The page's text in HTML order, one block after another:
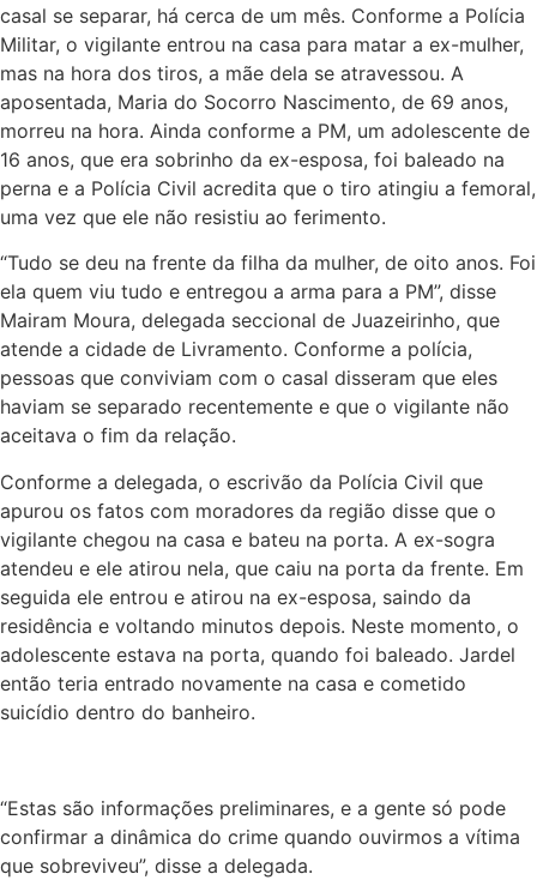
casal se separar, há cerca de um mês. Conforme a Polícia
Militar, o vigilante entrou na casa para matar a ex-mulher,
mas na hora dos tiros, a mãe dela se atravessou. A
aposentada, Maria do Socorro Nascimento, de 69 anos,
morreu na hora. Ainda conforme a PM, um adolescente de
16 anos, que era sobrinho da ex-esposa, foi baleado na
perna e a Polícia Civil acredita que o tiro atingiu a femoral,
uma vez que ele não resistiu ao ferimento.
“Tudo se deu na frente da filha da mulher, de oito anos. Foi
ela quem viu tudo e entregou a arma para a PM”, disse
Mairam Moura, delegada seccional de Juazeirinho, que
atende a cidade de Livramento. Conforme a polícia,
pessoas que conviviam com o casal disseram que eles
haviam se separado recentemente e que o vigilante não
aceitava o fim da relação.
Conforme a delegada, o escrivão da Polícia Civil que
apurou os fatos com moradores da região disse que o
vigilante chegou na casa e bateu na porta. A ex-sogra
atendeu e ele atirou nela, que caiu na porta da frente. Em
seguida ele entrou e atirou na ex-esposa, saindo da
residência e voltando minutos depois. Neste momento, o
adolescente estava na porta, quando foi baleado. Jardel
então teria entrado novamente na casa e cometido
suicídio dentro do banheiro.
“Estas são informações preliminares, e a gente só pode
confirmar a dinâmica do crime quando ouvirmos a vítima
que sobreviveu”, disse a delegada.